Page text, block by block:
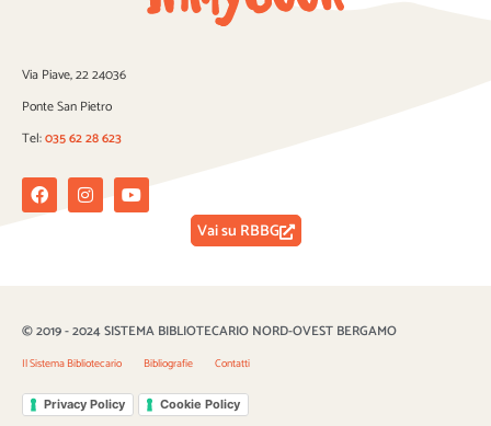
Via Piave, 22 24036
Ponte San Pietro
Tel:035 62 28 623
FacebookInstagramYoutube
Vai su RBBG
© 2019 - 2024 SISTEMA BIBLIOTECARIO NORD-OVEST BERGAMO
Il Sistema Bibliotecario Bibliografie Contatti
Privacy Policy Cookie Policy